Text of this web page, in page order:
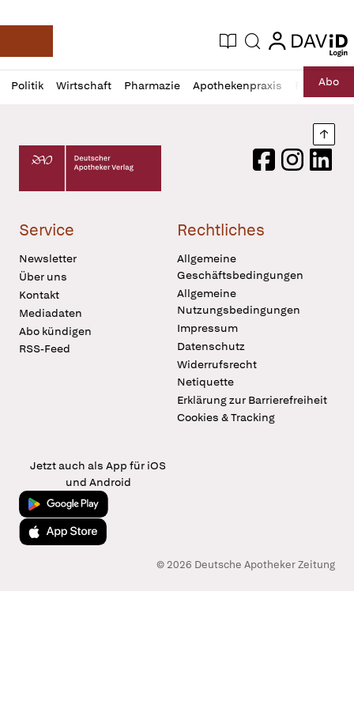
Deutsche Apotheker Zeitung
Aktuelle Ausgabe
Suche login
login
Politik Wirtschaft Pharmazie Apothekenpraxis RechtAbo
Profil
öffnen
Daz
Pur
Deutscher Apotheker Verlag Logo
FacebookInstagram
Service
Newsletter
Über uns
Kontakt
Mediadaten
Abo kündigen
RSS-Feed
Rechtliches
Allgemeine
Geschäftsbedingungen
Allgemeine
Nutzungsbedingungen
Impressum
Datenschutz
Widerrufsrecht
Netiquette
Erklärung zur Barrierefreiheit
Cookies & Tracking
Jetzt auch als App für iOS
und Android
Jetzt bei Google Play
Laden im App Store
© 2026 Deutsche Apotheker Zeitung